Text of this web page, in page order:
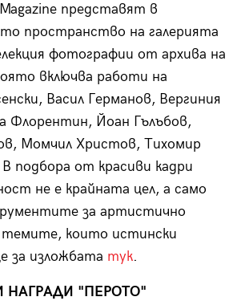
представят в
пространство на галерията
фотографии от архива на
включва работи на
Васил Германов, Вергиния
Флорентин, Йоан Гълъбов,
Момчил Христов, Тихомир
В подбора от красиви кадри
не е крайната цел, а само
за артистично
темите, които истински
за изложбата тук.
НАГРАДИ "ПЕРОТО"